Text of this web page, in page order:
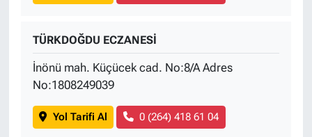
TÜRKDOĞDU ECZANESİ
İnönü mah. Küçücek cad. No:8/A Adres
No:1808249039
Yol Tarifi Al 0 (264) 418 61 04